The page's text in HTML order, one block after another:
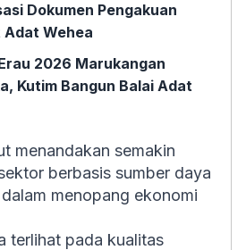
Dokumen Pengakuan
Wehea
2026 Marukangan
Kutim Bangun Balai Adat
menandakan semakin
berbasis sumber daya
menopang ekonomi
terlihat pada kualitas